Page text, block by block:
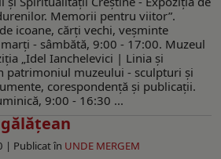
Memorii pentru viitor”.
icoane, cărţi vechi, veşminte
- sâmbătă, 9:00 - 17:00. Muzeul
„Idel Ianchelevici | Linia și
patrimoniul muzeului - sculpturi și
corespondență și publicații.
9:00 - 16:30 ...
| Publicat în UNDE MERGEM